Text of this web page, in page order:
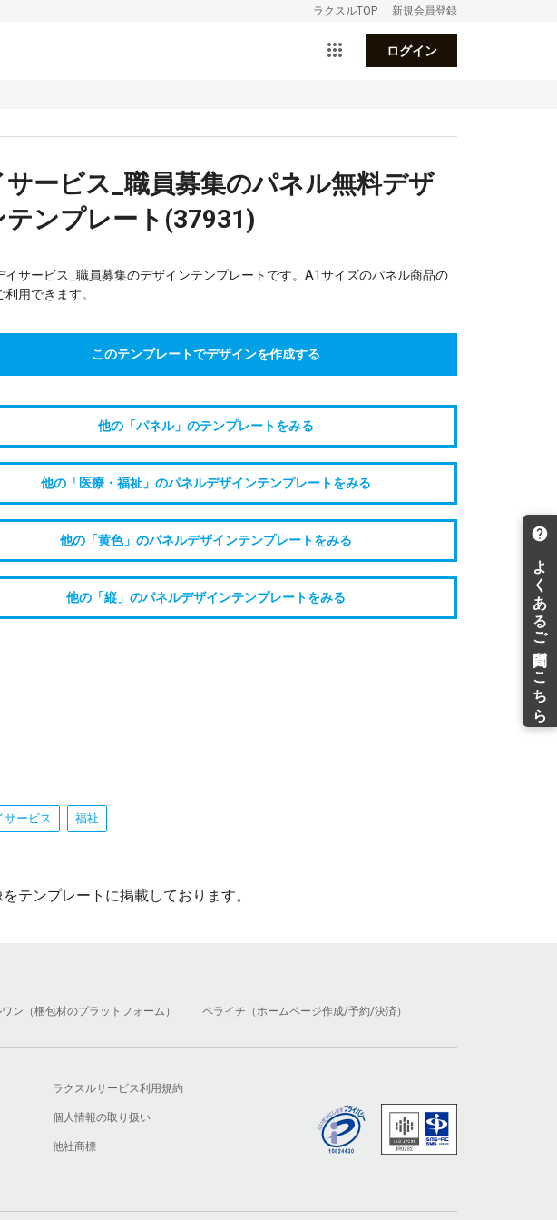
ラクスルTOP 新規会員登録
ログイン
サービス_職員募集のパネル無料デザ
テンプレート(37931)
イサービス_職員募集のデザインテンプレートです。A1サイズのパネル商品の
利用できます。
このテンプレートでデザインを作成する
他の「パネル」のテンプレートをみる
他の「医療・福祉」のパネルデザインテンプレートをみる
他の「黄色」のパネルデザインテンプレートをみる
他の「縦」のパネルデザインテンプレートをみる
サービス 福祉
テンプレートに掲載しております。
ン（梱包材のプラットフォーム） ペライチ（ホームページ作成/予約/決済）
ラクスルサービス利用規約
個人情報の取り扱い
他社商標